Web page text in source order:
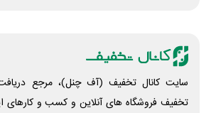
سایت کانال تخفیف (آف چنل)، مرجع
تخفیف فروشگاه های آنلاین و کسب و‌ کارهای